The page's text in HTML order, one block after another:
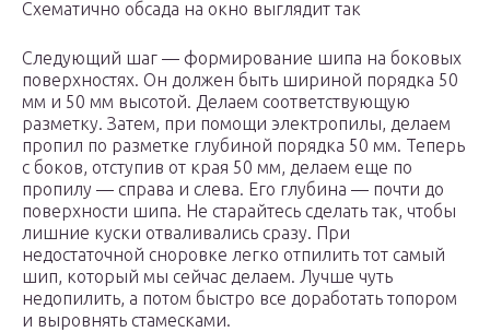
Схематично обсада на окно выглядит так
Следующий шаг — формирование шипа на боковых
поверхностях. Он должен быть шириной порядка 50
мм и 50 мм высотой. Делаем соответствующую
разметку. Затем, при помощи электропилы, делаем
пропил по разметке глубиной порядка 50 мм. Теперь
с боков, отступив от края 50 мм, делаем еще по
пропилу — справа и слева. Его глубина — почти до
поверхности шипа. Не старайтесь сделать так, чтобы
лишние куски отваливались сразу. При
недостаточной сноровке легко отпилить тот самый
шип, который мы сейчас делаем. Лучше чуть
недопилить, а потом быстро все доработать топором
и выровнять стамесками.